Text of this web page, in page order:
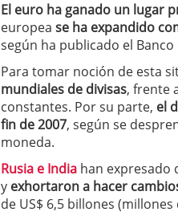
El euro ha ganado un lugar
europea se ha expandido
según ha publicado el Banco
Para tomar noción de esta
mundiales de divisas, frente
constantes. Por su parte, el
fin de 2007, según se
moneda.
Rusia e India han expresado
y exhortaron a hacer
de US$ 6,5 billones